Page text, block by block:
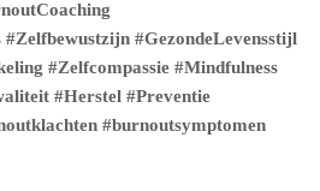
#Zelfbewustzijn #GezondeLevensstijl
#Zelfcompassie #Mindfulness
#Herstel #Preventie
#burnoutsymptomen